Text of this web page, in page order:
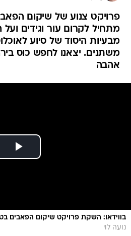
פרויקט צנוע של שיקום
מתחיל לקרום עור וגידים
מבעיות היסוד של סיוע
משתנים. יצאנו לחפש כוס
אהבה
בווידאו: השקת פרויקט שיקום הפאבים
נועה לוי